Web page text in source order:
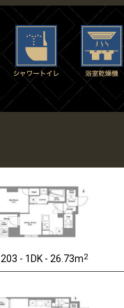
203 - 1DK - 26.73m2